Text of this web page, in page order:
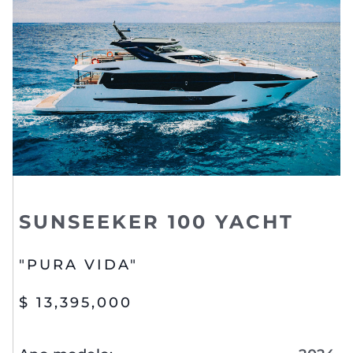
SUNSEEKER 100 YACHT
"PURA VIDA"
$ 13,395,000